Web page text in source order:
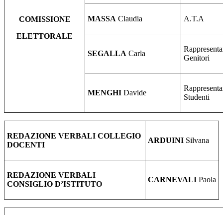
COMISSIONE
ELETTORALE
MASSA Claudia A.T.A
SEGALLA Carla
Genitori
MENGHI Davide
Studenti
REDAZIONE VERBALI COLLEGIO
DOCENTI
ARDUINI Silvana
REDAZIONE VERBALI
CONSIGLIO D’ISTITUTO
CARNEVALI Paola